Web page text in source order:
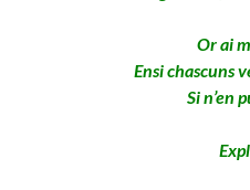
Or ai
Ensi chascuns
Si n’en